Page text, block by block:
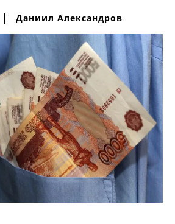
Даниил Александров